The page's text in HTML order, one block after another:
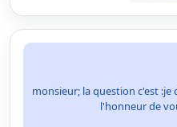
monsieur; la question c'est
l'honneur de